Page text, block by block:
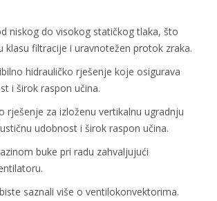
niskog do visokog statičkog tlaka, što
klasu filtracije i uravnotežen protok zraka.
hidrauličko rješenje koje osigurava
i širok raspon učina.
rješenje za izloženu vertikalnu ugradnju
udobnost i širok raspon učina.
buke pri radu zahvaljujući
saznali više o ventilokonvektorima.